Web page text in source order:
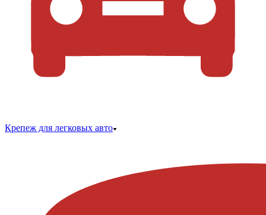
Крепеж для легковых авто